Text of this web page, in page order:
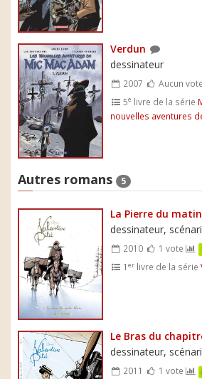
Verdun
dessinateur
2007
Aucun vote
5e livre de la série
nouvelles aventures
Autres romans 5
La Pierre du
dessinateur,
2010 1 vote
1er livre de la série
Le Bras du
dessinateur,
2011 1 vote